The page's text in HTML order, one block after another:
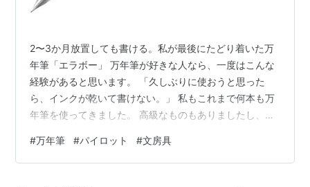
2〜3か月放置しても書ける。私が最後にたどり着いた万
年筆「エラボー」 万年筆が好きな人なら、一度はこんな
経験があると思います。 「久しぶりに使おうと思った
ら、インクが乾いて書けない。」 私もこれまで何本も万
年筆を使ってきました。 高級なものもありましたし、人
っているのは、意外にもこの一本です。 それが、パイロ
ット エラボー。 Amazon | パイロット 万年筆 エラボー
#万年筆 #パイロット #文房具